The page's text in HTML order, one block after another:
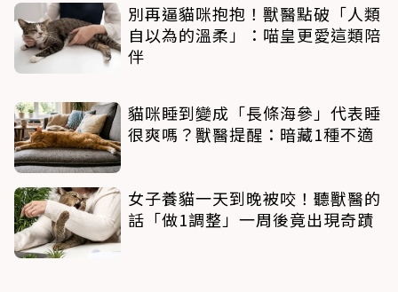
別再逼貓咪抱抱！獸醫點破「人類
自以為的溫柔」：喵皇更愛這類陪
伴
貓咪睡到變成「長條海參」代表睡
很爽嗎？獸醫提醒：暗藏1種不適
女子養貓一天到晚被咬！聽獸醫的
話「做1調整」一周後竟出現奇蹟